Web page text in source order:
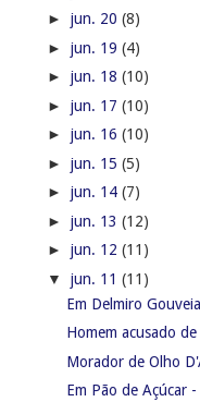
► jun. 20 (8)
► jun. 19 (4)
► jun. 18 (10)
► jun. 17 (10)
► jun. 16 (10)
► jun. 15 (5)
► jun. 14 (7)
► jun. 13 (12)
► jun. 12 (11)
▼ jun. 11 (11)
Em Delmiro
Homem acusado
Morador de Olho
Em Pão de Açúcar